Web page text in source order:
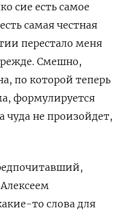
сие есть самое
самая честная
перестало меня
Смешно,
по которой теперь
формулируется
чуда не произойдет,
то слова для